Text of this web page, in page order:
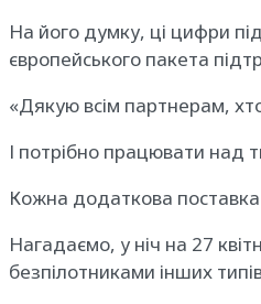
На його думку, ці цифри
європейського пакета
«Дякую всім партнерам,
І потрібно працювати над
Кожна додаткова
Нагадаємо, у ніч на 27
безпілотниками інших